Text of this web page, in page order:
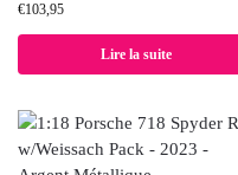
€103,95
Lire la suite